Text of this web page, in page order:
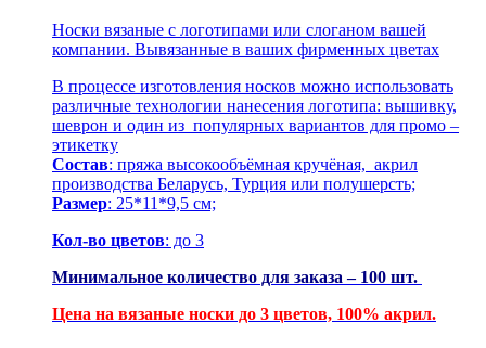
Носки вязаные с логотипами или слоганом вашей
компании. Вывязанные в ваших фирменных цветах
В процессе изготовления носков можно использовать
различные технологии нанесения логотипа: вышивку,
шеврон и один из популярных вариантов для промо –
этикетку
Состав: пряжа высокообъёмная кручёная, акрил
производства Беларусь, Турция или полушерсть;
Размер: 25*11*9,5 см;
Кол-во цветов: до 3
Минимальное количество для заказа – 100 шт.
Цена на вязаные носки до 3 цветов, 100% акрил.